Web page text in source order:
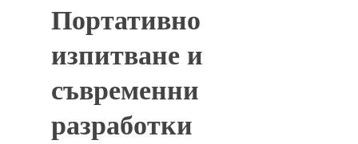
Портативно
изпитване и
съвременни
разработки